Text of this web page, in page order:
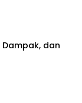
Dampak, dan